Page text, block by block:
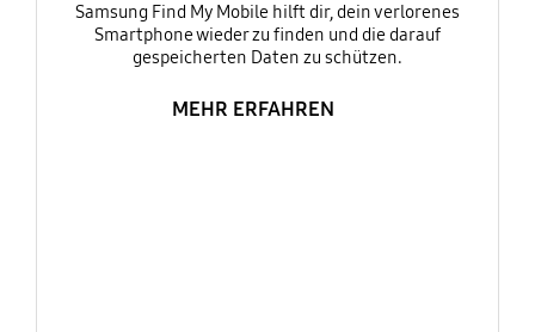
Samsung Find My Mobile hilft dir, dein verlorenes
Smartphone wieder zu finden und die darauf
gespeicherten Daten zu schützen.
MEHR ERFAHREN